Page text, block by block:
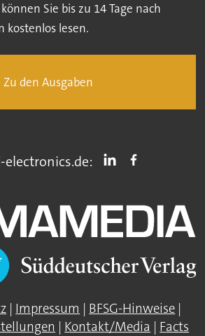
Sie bis zu 14 Tage nach
kostenlos lesen.
Zu den Ausgaben
electronics.de:
| Impressum | BFSG-Hinweise |
| Kontakt/Media | Facts